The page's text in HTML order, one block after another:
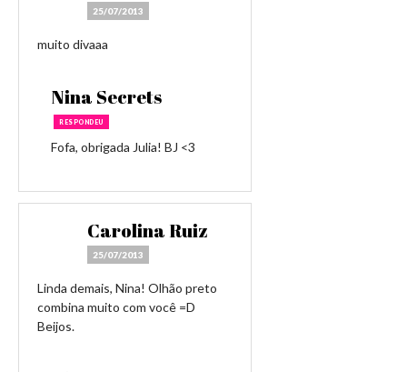
25/07/2013
muito divaaa
Nina Secrets
RESPONDEU
Fofa, obrigada Julia! BJ <3
Carolina Ruiz
25/07/2013
Linda demais, Nina! Olhão preto
combina muito com você =D
Beijos.